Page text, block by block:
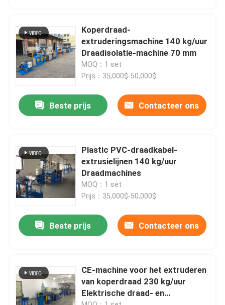
Producten
Video's
Over ons
Kwaliteitscontrole
Vraag een offerte
Cable Extruder Machine
Draadtrekkers
Koperdraad-
extruderingsmachine 140 kg/uur
Draadisolatie-machine 70 mm
MOQ：1 set
Prijs：35,000$-50,000$
Beste prijs Contacteer ons
Plastic PVC-draadkabel-
extrusielijnen 140 kg/uur
Draadmachines
MOQ：1 set
Prijs：35,000$-50,000$
Beste prijs Contacteer ons
CE-machine voor het extruderen
van koperdraad 230 kg/uur
Elektrische draad- en